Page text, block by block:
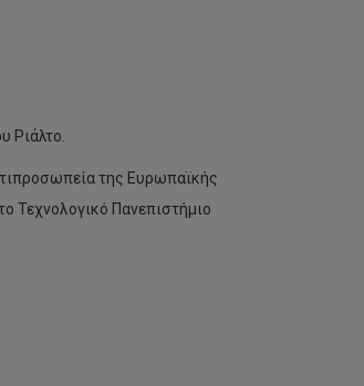
Ριάλτο.
της Ευρωπαϊκής
Τεχνολογικό Πανεπιστήμιο